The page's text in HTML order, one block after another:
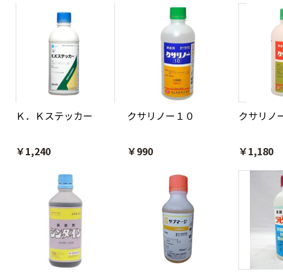
Ｋ．Ｋステッカー
￥1,240
クサリノー１０
￥990
クサリノ
￥1,180